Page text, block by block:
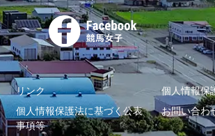
リンク
個人情報保
個人情報保護法に基づく公表
事項等
お問い合わ